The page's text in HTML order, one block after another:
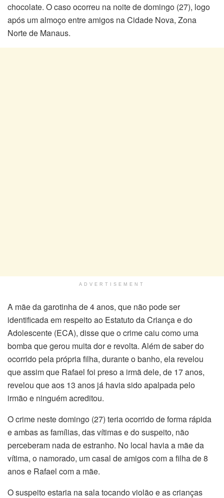
chocolate. O caso ocorreu na noite de domingo (27), logo
após um almoço entre amigos na Cidade Nova, Zona
Norte de Manaus.
ADVERTISEMENT
A mãe da garotinha de 4 anos, que não pode ser
identificada em respeito ao Estatuto da Criança e do
Adolescente (ECA), disse que o crime caiu como uma
bomba que gerou muita dor e revolta. Além de saber do
ocorrido pela própria filha, durante o banho, ela revelou
que assim que Rafael foi preso a irmã dele, de 17 anos,
revelou que aos 13 anos já havia sido apalpada pelo
irmão e ninguém acreditou.
O crime neste domingo (27) teria ocorrido de forma rápida
e ambas as famílias, das vítimas e do suspeito, não
perceberam nada de estranho. No local havia a mãe da
vítima, o namorado, um casal de amigos com a filha de 8
anos e Rafael com a mãe.
O suspeito estaria na sala tocando violão e as crianças